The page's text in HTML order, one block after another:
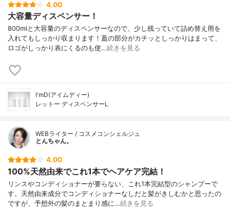
4.00
大容量ディスペンサー！
800mlと大容量のディスペンサーなので、少し残っていて詰め替え用を
入れてもしっかり収まります！蓋の部分がカチッとしっかりはまって、
ロゴがしっかり表にくるのも使…続きを見る
I'mD(アイムディー)
レットー ディスペンサーL
WEBライター / コスメコンシェルジュ
とんちゃん。
4.00
100%天然由来でこれ1本でヘアケア完結！
リンスやコンディショナーが要らない、これ1本完結型のシャンプーで
す。天然由来成分でコンディショナーなしだと髪がきしむかと思ったの
ですが、予想外の髪のまとまり感に…続きを見る